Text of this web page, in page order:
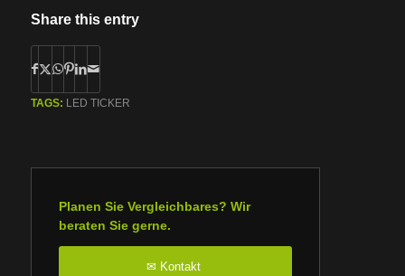
Share this entry
TAGS: LED TICKER
Planen Sie Vergleichbares? Wir
beraten Sie gerne.
✉ Kontakt